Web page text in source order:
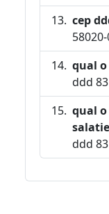
cep
qual o
ddd 83
qual
ddd 83